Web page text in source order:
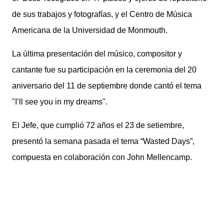
de sus trabajos y fotografías, y el Centro de Música
Americana de la Universidad de Monmouth.
La última presentación del músico, compositor y
cantante fue su participación en la ceremonia del 20
aniversario del 11 de septiembre donde cantó el tema
"I’ll see you in my dreams".
El Jefe, que cumplió 72 años el 23 de setiembre,
presentó la semana pasada el tema “Wasted Days”,
compuesta en colaboración con John Mellencamp.